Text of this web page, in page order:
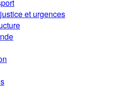
et urgences